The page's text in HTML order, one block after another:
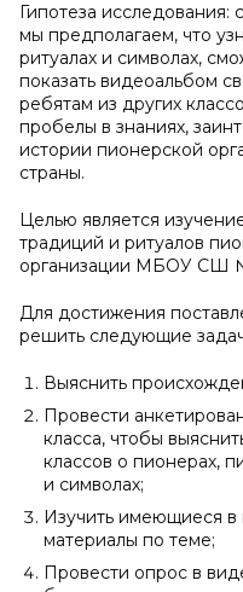
Гипотеза
мы предполагаем, что
ритуалах и символах,
показать видеоальбом
ребятам из других
пробелы в знаниях,
истории пионерской
страны.
Целью является
традиций и ритуалов
организации МБОУ СШ
Для достижения
решить следующие
Выяснить
Провести
класса, чтобы
классов о пионерах,
и символах;
Изучить имеющиеся
материалы по теме;
Провести опрос в